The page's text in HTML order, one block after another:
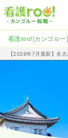
看護roo![カンゴルー]
【2026年7月最新】名